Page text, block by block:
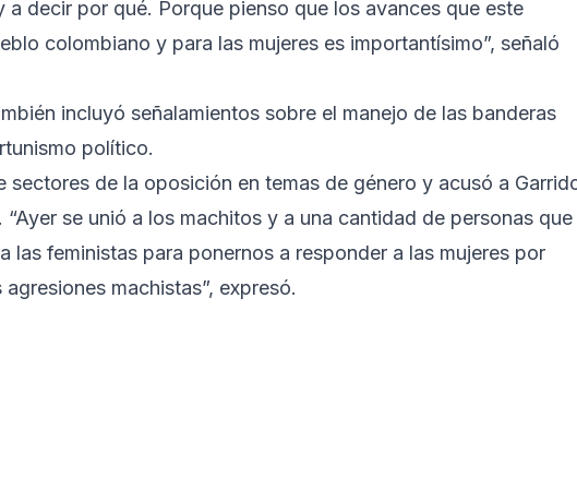
decir por qué. Porque pienso que los avances que este
colombiano y para las mujeres es importantísimo”, señaló
incluyó señalamientos sobre el manejo de las banderas
político.
sectores de la oposición en temas de género y acusó a
se unió a los machitos y a una cantidad de personas que
las feministas para ponernos a responder a las mujeres por
machistas”, expresó.